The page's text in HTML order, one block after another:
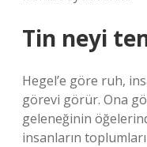
Tin neyi
Hegel’e göre ruh,
görevi görür. Ona
geleneğinin
insanların